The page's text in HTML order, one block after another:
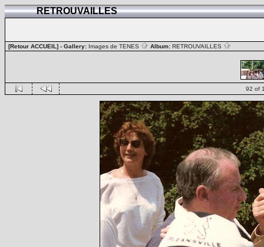
RETROUVAILLES
[Retour ACCUEIL] - Gallery: Images de TENES Album: RETROUVAILLES
92 of